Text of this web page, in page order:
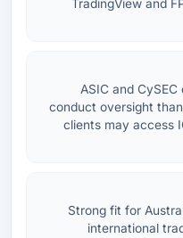
TradingView and
ASIC and
conduct oversight
clients may access
Strong fit for
international